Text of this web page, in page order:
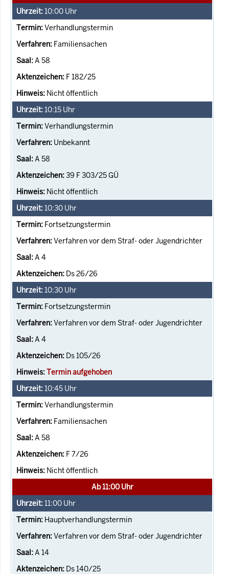
10:00 Uhr
Verhandlungstermin
Familiensachen
A 58
F 182/25
Nicht öffentlich
10:15 Uhr
Verhandlungstermin
Unbekannt
A 58
39 F 303/25 GÜ
Nicht öffentlich
10:30 Uhr
Fortsetzungstermin
Verfahren vor dem Straf- oder Jugendrichter
A 4
Ds 26/26
10:30 Uhr
Fortsetzungstermin
Verfahren vor dem Straf- oder Jugendrichter
A 4
Ds 105/26
Termin aufgehoben
10:45 Uhr
Verhandlungstermin
Familiensachen
A 58
F 7/26
Nicht öffentlich
Ab 11:00 Uhr
11:00 Uhr
Hauptverhandlungstermin
Verfahren vor dem Straf- oder Jugendrichter
A 14
Ds 140/25